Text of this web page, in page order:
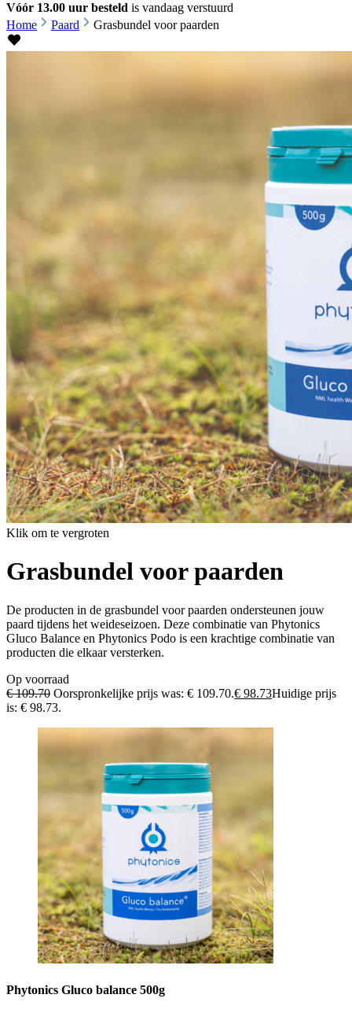
Vóór 13.00 uur besteld is vandaag verstuurd
Home
Paard Grasbundel voor paarden
Klik om te vergroten
Grasbundel voor paarden
De producten in de grasbundel voor paarden ondersteunen jouw
paard tijdens het weideseizoen. Deze combinatie van Phytonics
Gluco Balance en Phytonics Podo is een krachtige combinatie van
producten die elkaar versterken.
Op voorraad
€109.70 Oorspronkelijke prijs was: € 109.70.€ 98.73Huidige prijs
is: € 98.73.
Phytonics Gluco balance 500g